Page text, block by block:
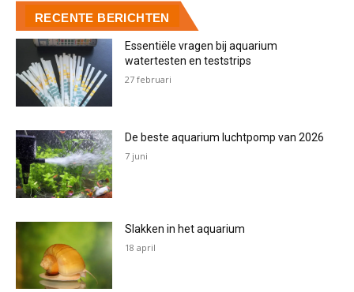
RECENTE BERICHTEN
Essentiële vragen bij aquarium
watertesten en teststrips
27 februari
De beste aquarium luchtpomp van 2026
7 juni
Slakken in het aquarium
18 april